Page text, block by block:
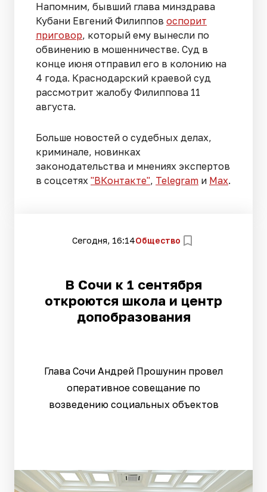
Напомним, бывший глава минздрава
Кубани Евгений Филиппов оспорит
приговор, который ему вынесли по
обвинению в мошенничестве. Суд в
конце июня отправил его в колонию на
4 года. Краснодарский краевой суд
рассмотрит жалобу Филиппова 11
августа.
Больше новостей о судебных делах,
криминале, новинках
законодательства и мнениях экспертов
в соцсетях "ВКонтакте", Telegram и Max.
Сегодня, 16:14Общество
В Сочи к 1 сентября
откроются школа и центр
допобразования
Глава Сочи Андрей Прошунин провел
оперативное совещание по
возведению социальных объектов